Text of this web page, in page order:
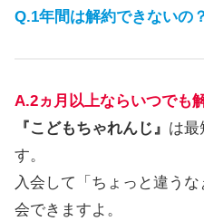
Q.1年間は解約できないの？
A.2ヵ月以上ならいつでも
『こどもちゃれんじ』 は最
す。
入会して「ちょっと違う
会できますよ。